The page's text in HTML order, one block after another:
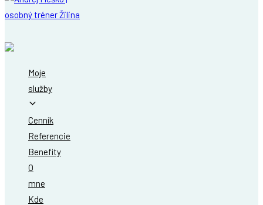
Moje
služby
Cenník
Referencie
Benefity
O
mne
Kde